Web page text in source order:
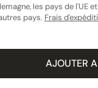
les pays de l'UE
pays. Frais
POUR
LA
AJOUTER